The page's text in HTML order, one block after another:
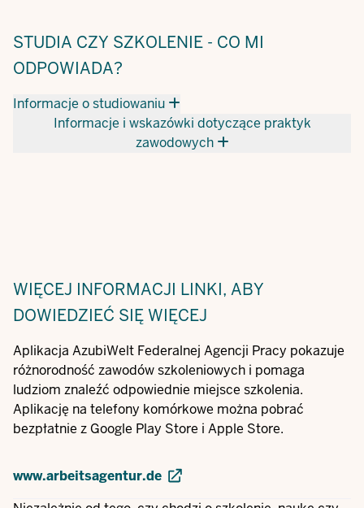
STUDIA CZY SZKOLENIE - CO MI
ODPOWIADA?
Informacje o studiowaniu
Informacje i wskazówki dotyczące praktyk
zawodowych
WIĘCEJ INFORMACJI LINKI, ABY
DOWIEDZIEĆ SIĘ WIĘCEJ
Aplikacja AzubiWelt Federalnej Agencji Pracy pokazuje
różnorodność zawodów szkoleniowych i pomaga
ludziom znaleźć odpowiednie miejsce szkolenia.
Aplikację na telefony komórkowe można pobrać
bezpłatnie z Google Play Store i Apple Store.
www.arbeitsagentur.de